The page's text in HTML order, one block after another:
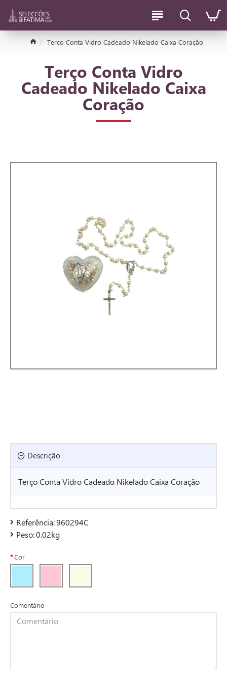
Terço Conta Vidro Cadeado Nikelado Caixa Coração
Terço Conta Vidro
Cadeado Nikelado Caixa
Coração
Descrição
Terço Conta Vidro Cadeado Nikelado Caixa Coração
Referência:960294C
Peso:0.02kg
Cor
Comentário